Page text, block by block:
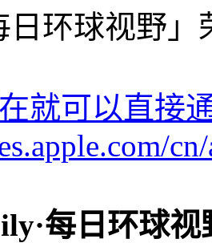
日环球视野
就可以直接
每日环球